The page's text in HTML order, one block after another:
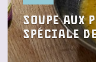
Soupe aux
spéciale